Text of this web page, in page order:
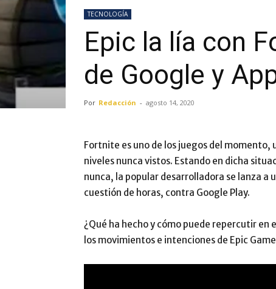
TECNOLOGÍA
Epic la lía con
de Google y
Por Redacción - agosto 14, 2020
Fortnite es uno de los juegos del momento,
niveles nunca vistos. Estando en dicha
nunca, la popular desarrolladora se lanza a
cuestión de horas, contra Google Play.
¿Qué ha hecho y cómo puede repercutir en
los movimientos e intenciones de Epic